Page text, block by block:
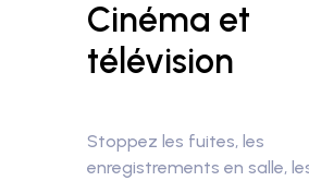
Cinéma et
télévision
Stoppez les fuites, les
enregistrements en salle,